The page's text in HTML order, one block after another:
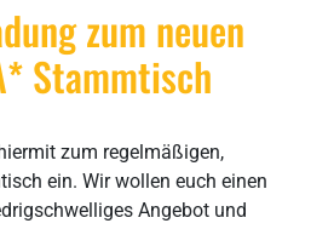
zum neuen
Stammtisch
zum regelmäßigen,
ein. Wir wollen euch einen
Angebot und